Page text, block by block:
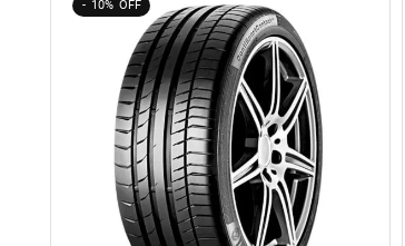
10%